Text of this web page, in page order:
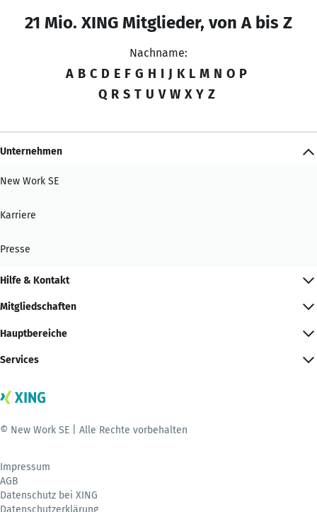
21 Mio. XING Mitglieder, von A bis Z
Nachname:
A B C D E F G H I J K L M N O P
Q R S T U V W X Y Z
Unternehmen
New Work SE
Karriere
Presse
Hilfe & Kontakt
Mitgliedschaften
Hauptbereiche
Services
© New Work SE | Alle Rechte vorbehalten
Impressum
AGB
Datenschutz bei XING
Datenschutzerklärung